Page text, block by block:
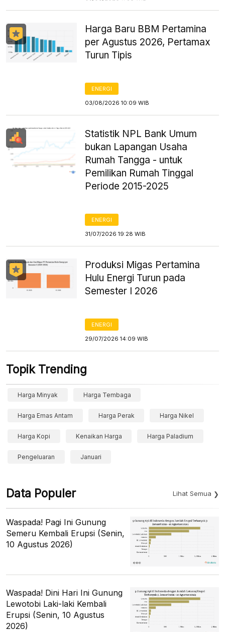
Harga Baru BBM Pertamina
per Agustus 2026, Pertamax
Turun Tipis
ENERGI
03/08/2026 10:09 WIB
Statistik NPL Bank Umum
bukan Lapangan Usaha
Rumah Tangga - untuk
Pemilikan Rumah Tinggal
Periode 2015-2025
ENERGI
31/07/2026 19:28 WIB
Produksi Migas Pertamina
Hulu Energi Turun pada
Semester I 2026
ENERGI
29/07/2026 14:09 WIB
Topik Trending
Harga Minyak Harga Tembaga
Harga Emas Antam Harga Perak Harga Nikel
Harga Kopi Kenaikan Harga Harga Paladium
Pengeluaran Januari
Data Populer Lihat Semua
Waspada! Pagi Ini Gunung
Semeru Kembali Erupsi (Senin,
10 Agustus 2026)
Waspada! Dini Hari Ini Gunung
Lewotobi Laki-laki Kembali
Erupsi (Senin, 10 Agustus
2026)